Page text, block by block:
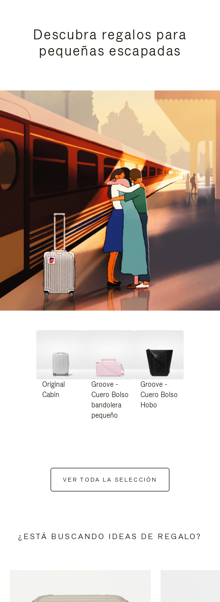
Descubra regalos para
pequeñas escapadas
Original
Cabin
Groove -
Cuero Bolso
bandolera
pequeño
Groove -
Cuero Bolso
Hobo
VER TODA LA SELECCIÓN
¿ESTÁ BUSCANDO IDEAS DE REGALO?